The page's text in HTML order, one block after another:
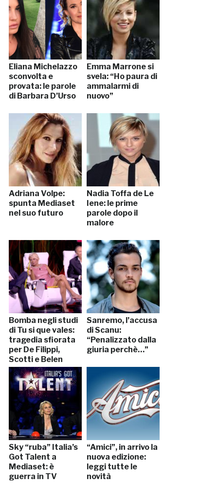
Eliana Michelazzo
sconvolta e
provata: le parole
di Barbara D’Urso
Emma Marrone si
svela: “Ho paura di
ammalarmi di
nuovo”
Adriana Volpe:
spunta Mediaset
nel suo futuro
Nadia Toffa de Le
Iene: le prime
parole dopo il
malore
Bomba negli studi
di Tu si que vales:
tragedia sfiorata
per De Filippi,
Scotti e Belen
Sanremo, l’accusa
di Scanu:
“Penalizzato dalla
giuria perchè…”
Sky “ruba” Italia’s
Got Talent a
Mediaset: è
guerra in TV
“Amici”, in arrivo la
nuova edizione:
leggi tutte le
novità